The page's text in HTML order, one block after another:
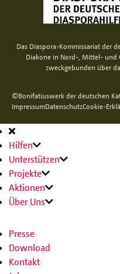
Das Diaspora-Kommissariat der
Diakone in Nord-, Mittel- und
zweckgebunden über
©Bonifatiuswerk der deutschen
ImpressumDatenschutzCookie-
Hauptnavigation
Hilfen
Unterstützen
Projekte
Aktionen
Über Uns
Presse
Download
Kontakt